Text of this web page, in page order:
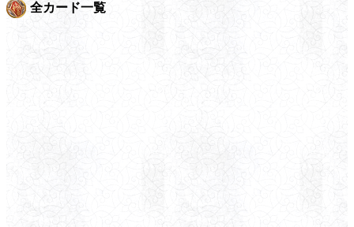
全カード一覧